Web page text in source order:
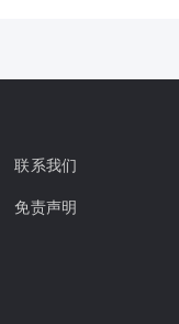
联系我们
免责声明